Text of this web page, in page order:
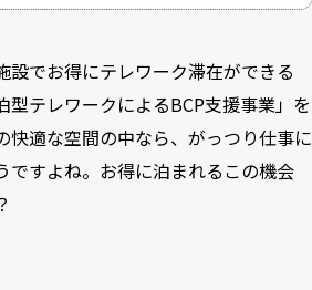
設でお得にテレワーク滞在ができる
型テレワークによるBCP支援事業」を
快適な空間の中なら、がっつり仕事に
ですよね。お得に泊まれるこの機会